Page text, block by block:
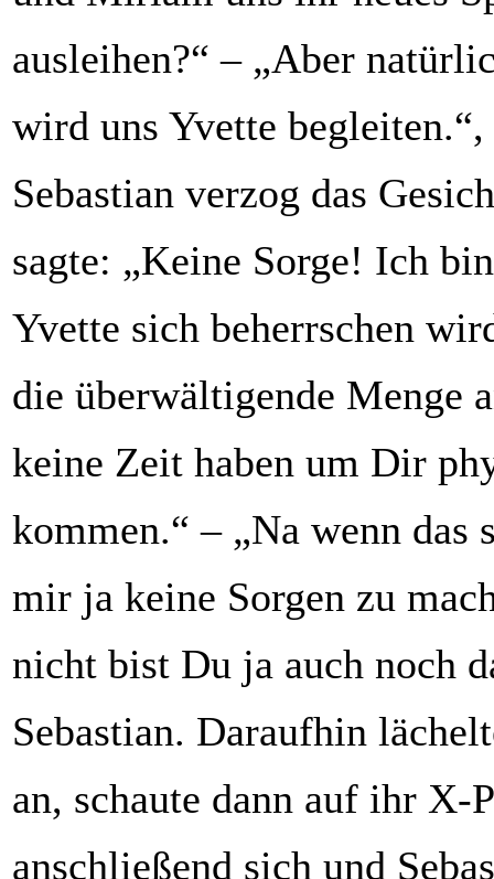
ausleihen?“ – „Aber
wird uns Yvette
Sebastian verzog das
sagte: „Keine Sorge! Ich
Yvette sich beherrschen
die überwältigende Menge
keine Zeit haben um Dir
kommen.“ – „Na wenn das
mir ja keine Sorgen zu
nicht bist Du ja auch noch
Sebastian. Daraufhin
an, schaute dann auf ihr X-
anschließend sich und